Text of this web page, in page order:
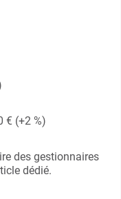
€ (+2 %)
des gestionnaires
dédié.